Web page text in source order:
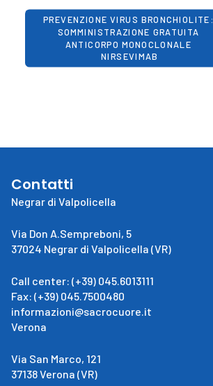
PREVENZIONE VIRUS BRONCHIOLITE:
SOMMINISTRAZIONE GRATUITA
ANTICORPO MONOCLONALE
NIRSEVIMAB
Contatti
Negrar di Valpolicella
Via Don A.Sempreboni, 5
37024 Negrar di Valpolicella (VR)
Call center: (+39) 045.6013111
Fax: (+39) 045.7500480
informazioni@sacrocuore.it
Verona
Via San Marco, 121
37138 Verona (VR)